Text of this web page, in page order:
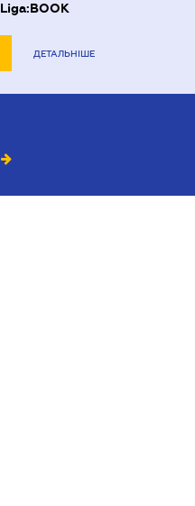
Liga:BOOK
ДЕТАЛЬНІШЕ